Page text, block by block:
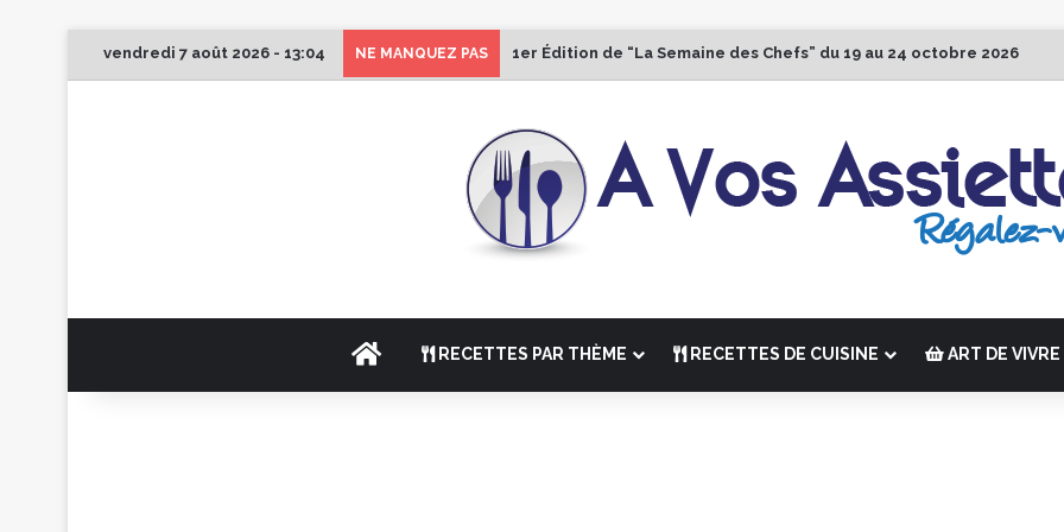
vendredi 7 août 2026 - 13:04 NE MANQUEZ PAS 1er Édition de “La Semaine des Chefs” du 19 au 24 octobre 2026
ACCUEILRECETTES PAR THÈME RECETTES DE CUISINE ART DE VIVRE